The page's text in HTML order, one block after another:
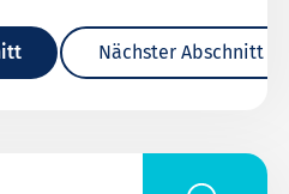
Nächster Abschnitt